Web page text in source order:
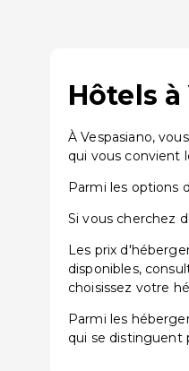
Hôtels
À Vespasiano,
qui vous convient
Parmi les options
Si vous cherchez
Les prix
disponibles,
choisissez votre
Parmi les
qui se distinguent